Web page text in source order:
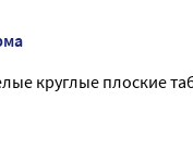
круглые плоские